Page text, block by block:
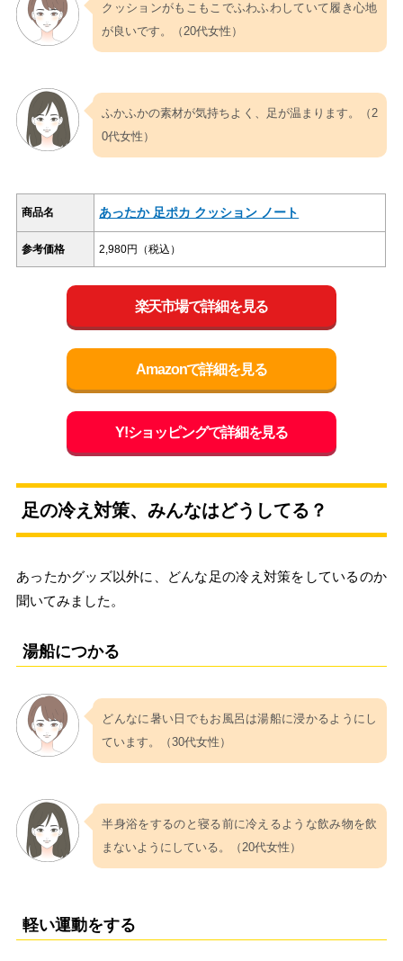
クッションがもこもこでふわふわしていて履き心地
が良いです。（20代女性）
ふかふかの素材が気持ちよく、足が温まります。（2
0代女性）
商品名 あったか 足ポカ クッション ノート
参考価格 2,980円（税込）
楽天市場で詳細を見る
Amazonで詳細を見る
Y!ショッピングで詳細を見る
足の冷え対策、みんなはどうしてる？
あったかグッズ以外に、どんな足の冷え対策をしているのか
聞いてみました。
湯船につかる
どんなに暑い日でもお風呂は湯船に浸かるようにし
ています。（30代女性）
半身浴をするのと寝る前に冷えるような飲み物を飲
まないようにしている。（20代女性）
軽い運動をする